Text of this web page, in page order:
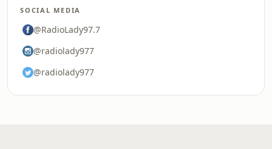
SOCIAL MEDIA
@RadioLady97.7
@radiolady977
@radiolady977